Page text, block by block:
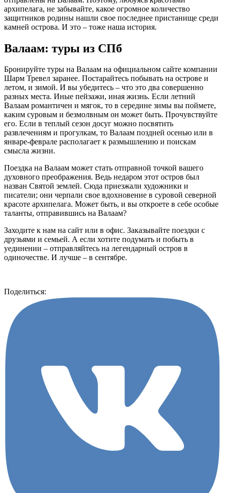
архипелага, не забывайте, какое огромное количество
защитников родины нашли свое последнее пристанище среди
камней острова. И это – тоже наша история.
Валаам: туры из СПб
Бронируйте туры на Валаам на официальном сайте компании
Шарм Тревел заранее. Постарайтесь побывать на острове и
летом, и зимой. И вы убедитесь – что это два совершенно
разных места. Иные пейзажи, иная жизнь. Если летний
Валаам романтичен и мягок, то в середине зимы вы поймете,
каким суровым и безмолвным он может быть. Прочувствуйте
его. Если в теплый сезон досуг можно посвятить
развлечениям и прогулкам, то Валаам поздней осенью или в
январе-феврале располагает к размышлению и поискам
смысла жизни.
Поездка на Валаам может стать отправной точкой вашего
духовного преображения. Ведь недаром этот остров был
назван Святой землей. Сюда приезжали художники и
писатели; они черпали свое вдохновение в суровой северной
красоте архипелага. Может быть, и вы откроете в себе особые
таланты, отправившись на Валаам?
Заходите к нам на сайт или в офис. Заказывайте поездки с
друзьями и семьей. А если хотите подумать и побыть в
уединении – отправляйтесь на легендарный остров в
одиночестве. И лучше – в сентябре.
Поделиться: